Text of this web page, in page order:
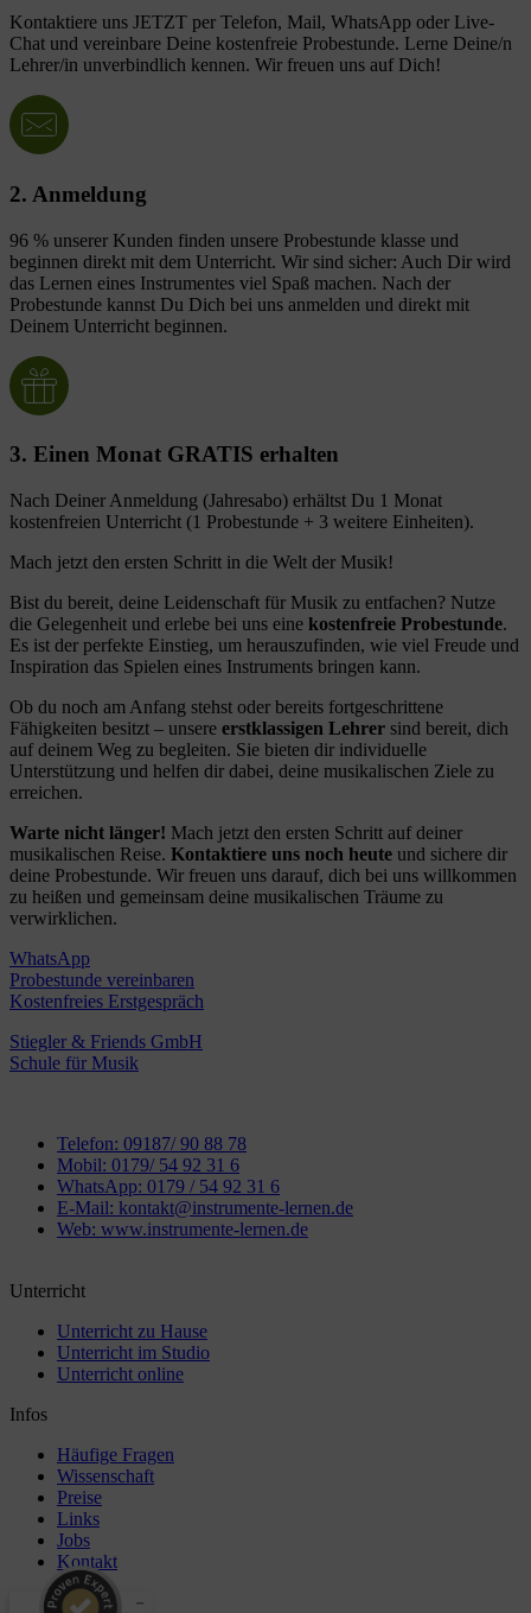
Kontaktiere uns JETZT per Telefon, Mail, WhatsApp oder Live-
Chat und vereinbare Deine kostenfreie Probestunde. Lerne Deine/n
Lehrer/in unverbindlich kennen. Wir freuen uns auf Dich!
2. Anmeldung
96 % unserer Kunden finden unsere Probestunde klasse und
beginnen direkt mit dem Unterricht. Wir sind sicher: Auch Dir wird
das Lernen eines Instrumentes viel Spaß machen. Nach der
Probestunde kannst Du Dich bei uns anmelden und direkt mit
Deinem Unterricht beginnen.
3. Einen Monat GRATIS erhalten
Nach Deiner Anmeldung (Jahresabo) erhältst Du 1 Monat
kostenfreien Unterricht (1 Probestunde + 3 weitere Einheiten).
Mach jetzt den ersten Schritt in die Welt der Musik!
Bist du bereit, deine Leidenschaft für Musik zu entfachen? Nutze
die Gelegenheit und erlebe bei uns eine kostenfreie Probestunde.
Es ist der perfekte Einstieg, um herauszufinden, wie viel Freude und
Inspiration das Spielen eines Instruments bringen kann.
Ob du noch am Anfang stehst oder bereits fortgeschrittene
Fähigkeiten besitzt – unsere erstklassigen Lehrer sind bereit, dich
auf deinem Weg zu begleiten. Sie bieten dir individuelle
Unterstützung und helfen dir dabei, deine musikalischen Ziele zu
erreichen.
Warte nicht länger! Mach jetzt den ersten Schritt auf deiner
musikalischen Reise. Kontaktiere uns noch heute und sichere dir
deine Probestunde. Wir freuen uns darauf, dich bei uns willkommen
zu heißen und gemeinsam deine musikalischen Träume zu
verwirklichen.
WhatsApp
Probestunde vereinbaren
Kostenfreies Erstgespräch
Stiegler & Friends GmbH
Schule für Musik
Telefon: 09187/ 90 88 78
Mobil: 0179/ 54 92 31 6
WhatsApp: 0179 / 54 92 31 6
E-Mail: kontakt@instrumente-lernen.de
Web: www.instrumente-lernen.de
Unterricht
Unterricht zu Hause
Unterricht im Studio
Unterricht online
Infos
Häufige Fragen
Wissenschaft
Preise
Links
Jobs
Kontakt